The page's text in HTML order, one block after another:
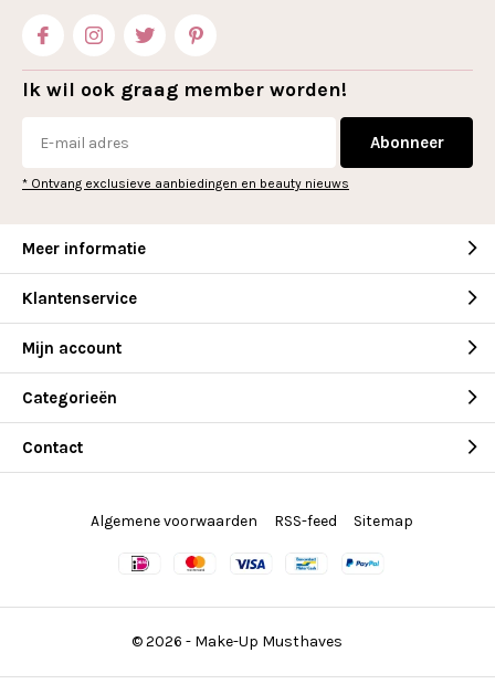
Ik wil ook graag member worden!
Abonneer
* Ontvang exclusieve aanbiedingen en beauty nieuws
Meer informatie
Klantenservice
Mijn account
Categorieën
Contact
© 2026 - Make-Up Musthaves
Algemene voorwaarden RSS-feed Sitemap